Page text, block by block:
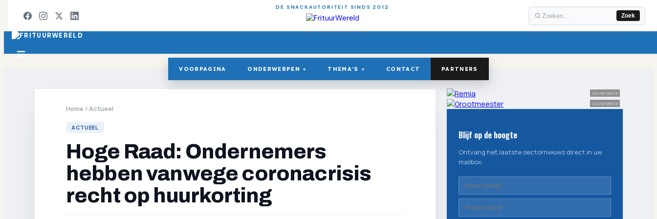
DE SNACKAUTORITEIT SINDS 2012
Zoek
VOORPAGINA ONDERWERPEN ▾ THEMA'S ▾ CONTACT PARTNERS
Home /Actueel
ACTUEEL
Hoge Raad: Ondernemers
hebben vanwege coronacrisis
recht op huurkorting
Advertentie
Advertentie
Blijf op de hoogte
Ontvang het laatste sectornieuws direct in uw
mailbox.